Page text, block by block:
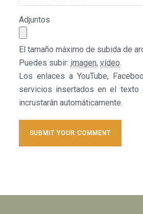
Adjuntos
El tamaño máximo de subida de
Puedes subir: imagen,vídeo.
Los enlaces a YouTube,
servicios insertados en el texto
incrustarán automáticamente.